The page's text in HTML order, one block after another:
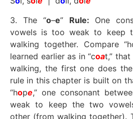
3. The “o–e” Rule: One
vowels is too weak to keep
walking together. Compare
learned earlier as in “coat,”
walking, the first one does
rule in this chapter is built on
“hope,” one consonant
weak to keep the two
other (from walking together).